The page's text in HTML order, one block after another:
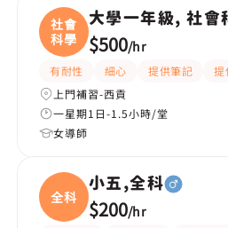
社會
科學
大學一年級, 社會
$500/hr
有耐性 細心 提供筆記
上門補習-西貢
一星期1日-1.5小時/堂
女導師
全科
小五,全科
$200/hr